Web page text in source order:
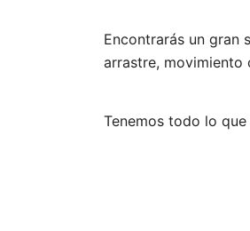
Encontrarás un gran
arrastre, movimiento
Tenemos todo lo